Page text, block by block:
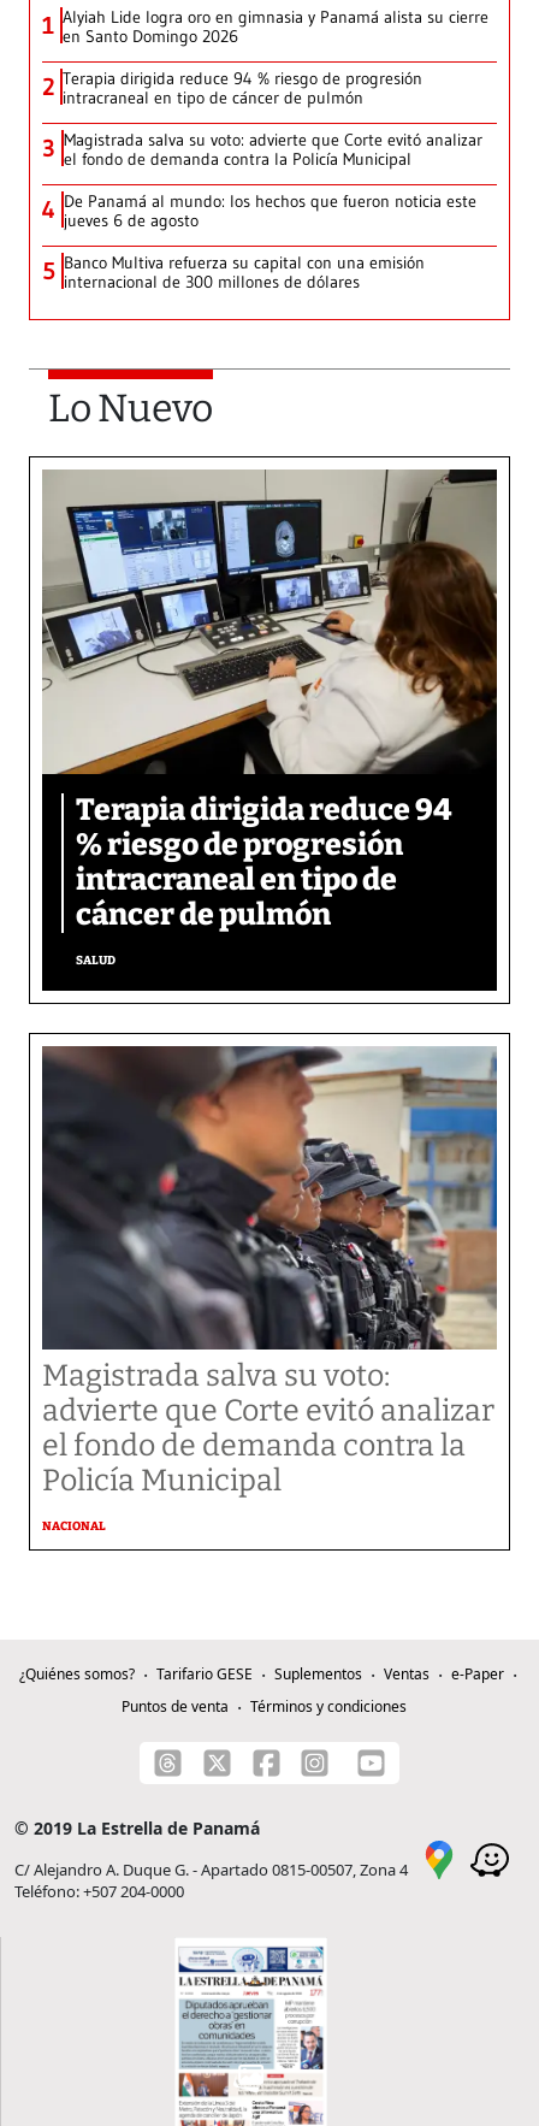
1 Alyiah Lide logra oro en gimnasia y Panamá alista su cierre
en Santo Domingo 2026
2 Terapia dirigida reduce 94 % riesgo de progresión
intracraneal en tipo de cáncer de pulmón
3 Magistrada salva su voto: advierte que Corte evitó analizar
el fondo de demanda contra la Policía Municipal
4 De Panamá al mundo: los hechos que fueron noticia este
jueves 6 de agosto
5 Banco Multiva refuerza su capital con una emisión
internacional de 300 millones de dólares
Lo Nuevo
Terapia dirigida reduce 94
% riesgo de progresión
intracraneal en tipo de
cáncer de pulmón
SALUD
Magistrada salva su voto:
advierte que Corte evitó analizar
el fondo de demanda contra la
Policía Municipal
NACIONAL
¿Quiénes somos? Tarifario GESE Suplementos Ventas
e-Paper
Puntos de venta
Términos y condiciones
© 2019 La Estrella de Panamá
C/ Alejandro A. Duque G. - Apartado 0815-00507, Zona 4
Teléfono: +507 204-0000